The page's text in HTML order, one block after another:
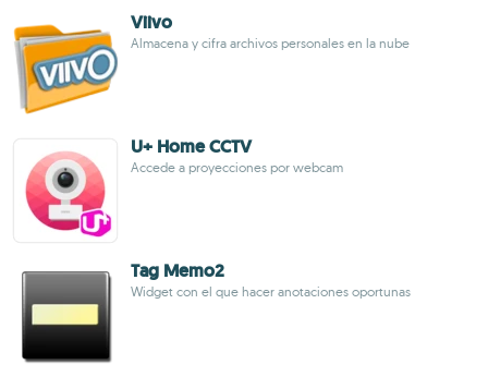
Viivo
Almacena y cifra archivos personales en la nube
U+ Home CCTV
Accede a proyecciones por webcam
Tag Memo2
Widget con el que hacer anotaciones oportunas